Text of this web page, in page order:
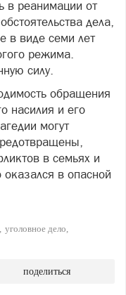
в реанимации от
дела,
в виде семи лет
режима.
силу.
обращения
насилия и его
могут
в семьях и
в опасной
уголовное дело
поделиться